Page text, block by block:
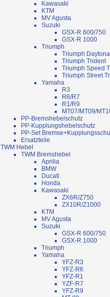
Kawasaki
KTM
MV Agusta
Suzuki
GSX-R 600/750
GSX-R 1000
Triumph
Triumph Daytona
Triumph Trident
Triumph Speed
Triumph Street
Yamaha
R3
R6/R7
R1/R9
MT07/MT09/
PP-Bremshebelschutz
PP-Kupplungshebelschutz
PP-Set
Ersatzteile
TWM Hebel
TWM Bremshebel
Aprilia
BMW
Ducati
Honda
Kawasaki
ZX6R/Z750
ZX10R/Z1000
KTM
MV Agusta
Suzuki
GSX-R 600/750
GSX-R 1000
Triumph
Yamaha
YFZ-R3
YFZ-R6
YFZ-R1
YZF-R7
YFZ-R9